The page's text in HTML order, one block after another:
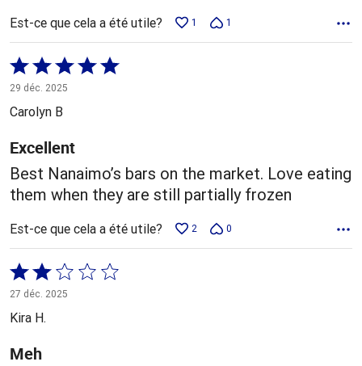
Est-ce que cela a été utile? 1 1
Coté
5 sur
5
29 déc. 2025
Carolyn B
Excellent
Best Nanaimo’s bars on the market. Love eating
them when they are still partially frozen
Est-ce que cela a été utile? 2 0
Coté
2 sur
5
27 déc. 2025
Kira H.
Meh